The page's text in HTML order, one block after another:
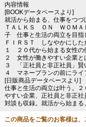
内容情報
[BOOKデータベースより]
就活から始まる、仕事をつづ
ＴＡＬＫＳ ＯＮ ＷＯＭＡ
子 仕事と生活の両立を目指
ＦＩＲＳＴ しなやかにした
１ ２０代から始まる女性の
２ 女性が働きやすい企業と
３ 「正社員と非正社員」賢
４ マネープランの前にライ
[日販商品データベースより]
仕事と生活の両立は叶う。
やすい企業、正社員と非正
対談も収録。就活から始まる
この商品をご覧のお客様は、